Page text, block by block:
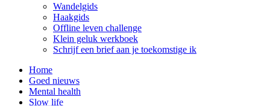
Wandelgids
Haakgids
Offline leven challenge
Klein geluk werkboek
Schrijf een brief aan je toekomstige ik
Home
Goed nieuws
Mental health
Slow life